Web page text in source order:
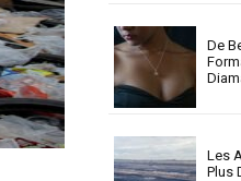
De
Les
Plus